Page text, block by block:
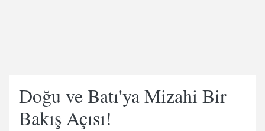
Doğu ve Batı'ya Mizahi Bir
Bakış Açısı!